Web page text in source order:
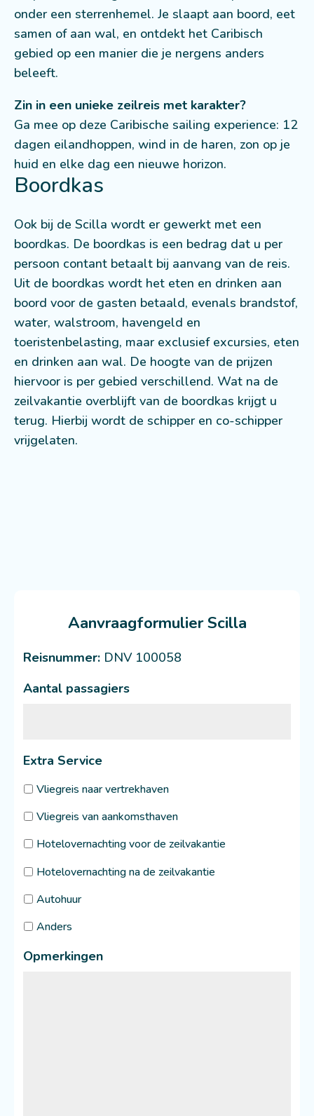
onder een sterrenhemel. Je slaapt aan boord, eet
samen of aan wal, en ontdekt het Caribisch
gebied op een manier die je nergens anders
beleeft.
Zin in een unieke zeilreis met karakter?
Ga mee op deze Caribische sailing experience: 12
dagen eilandhoppen, wind in de haren, zon op je
huid en elke dag een nieuwe horizon.
Boordkas
Ook bij de Scilla wordt er gewerkt met een
boordkas. De boordkas is een bedrag dat u per
persoon contant betaalt bij aanvang van de reis.
Uit de boordkas wordt het eten en drinken aan
boord voor de gasten betaald, evenals brandstof,
water, walstroom, havengeld en
toeristenbelasting, maar exclusief excursies, eten
en drinken aan wal. De hoogte van de prijzen
hiervoor is per gebied verschillend. Wat na de
zeilvakantie overblijft van de boordkas krijgt u
terug. Hierbij wordt de schipper en co-schipper
vrijgelaten.
Aanvraagformulier Scilla
Reisnummer: DNV 100058
Aantal passagiers
Extra Service
Vliegreis naar vertrekhaven
Vliegreis van aankomsthaven
Hotelovernachting voor de zeilvakantie
Hotelovernachting na de zeilvakantie
Autohuur
Anders
Opmerkingen